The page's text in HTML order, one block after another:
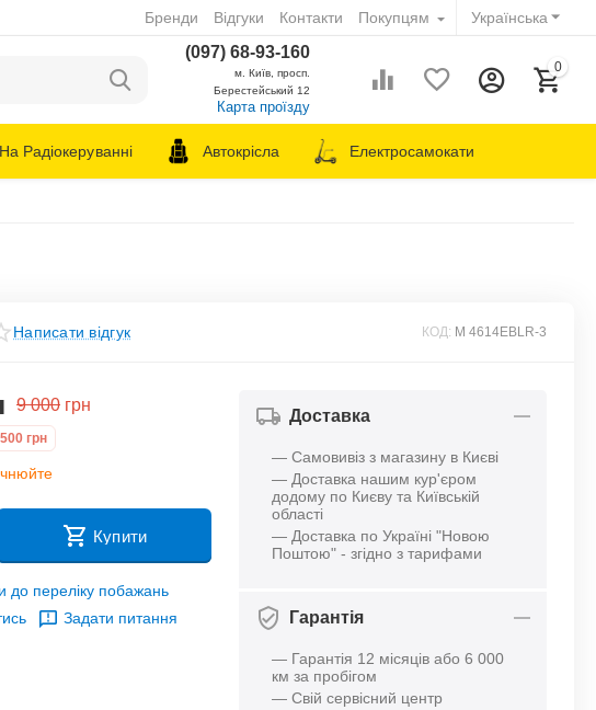
Українська
Бренди Відгуки Контакти Покупцям
(097) 68-93-160
м. Київ, просп.
Берестейський 12
Карта проїзду
0
На Радіокеруванні Автокрісла Електросамокати
Написати відгук КОД: M 4614EBLR-3
9 000 грн
грн
Купити
до переліку побажань
Задати питання
Доставка
— Самовивіз з магазину в Києві
— Доставка нашим кур'єром
додому по Києву та Київській
області
— Доставка по Україні "Новою
Поштою" - згідно з тарифами
Гарантія
— Гарантія 12 місяців або 6 000
км за пробігом
— Свій сервісний центр